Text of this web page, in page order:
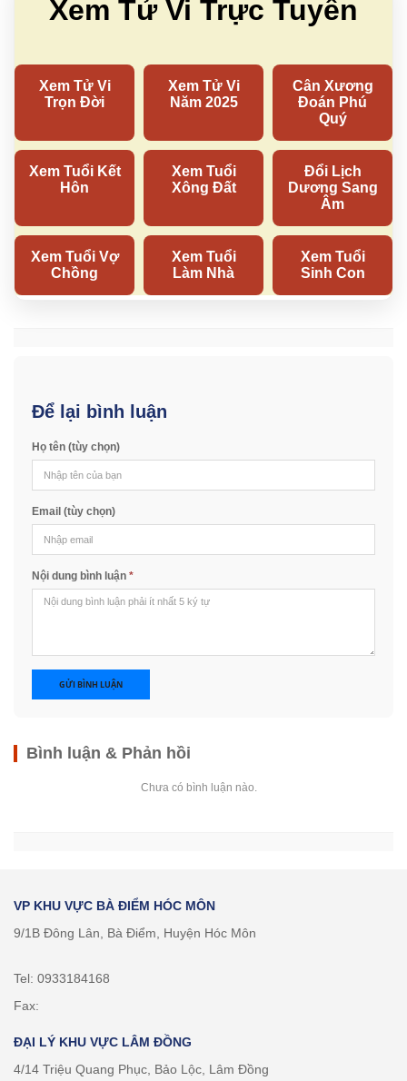
Để lại bình luận
Họ tên (tùy chọn)
Email (tùy chọn)
Nội dung bình luận *
GỬI BÌNH LUẬN
Bình luận & Phản hồi
Chưa có bình luận nào.
VP KHU VỰC BÀ ĐIỂM HÓC MÔN
9/1B Đông Lân, Bà Điểm, Huyện Hóc Môn
Tel: 0933184168
Fax:
ĐẠI LÝ KHU VỰC LÂM ĐỒNG
4/14 Triệu Quang Phục, Bảo Lộc, Lâm Đồng